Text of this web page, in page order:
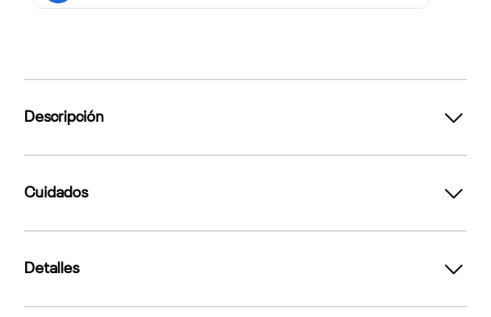
Descripción
Cuidados
Detalles